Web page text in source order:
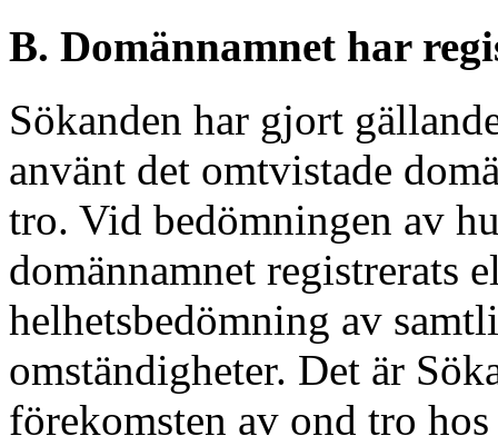
B. Domännamnet har
Sökanden har gjort
använt det omtvistade
tro. Vid bedömningen av
domännamnet registrerats
helhetsbedömning av
omständigheter. Det är
förekomsten av ond tro